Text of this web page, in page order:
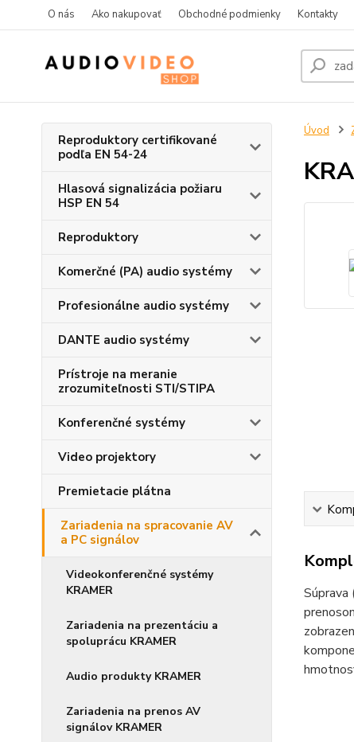
O nás Ako nakupovať Obchodné podmienky Kontakty
Reproduktory certifikované
podľa EN 54-24
Hlasová signalizácia požiaru
HSP EN 54
Reproduktory
Komerčné (PA) audio systémy
Profesionálne audio systémy
DANTE audio systémy
Prístroje na meranie
zrozumiteľnosti STI/STIPA
Konferenčné systémy
Video projektory
Premietacie plátna
Zariadenia na spracovanie AV
a PC signálov
Videokonferenčné systémy
KRAMER
Zariadenia na prezentáciu a
spoluprácu KRAMER
Audio produkty KRAMER
Zariadenia na prenos AV
signálov KRAMER
Úvod